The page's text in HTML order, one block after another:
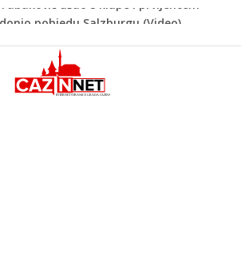
“Pečat slobodi 2026”: U Tržačkoj Rašteli
Unsko-sanskog kantona
Porodica iz Krajine u centru afere,
gradonačelnik Kelna pokrenuo istragu